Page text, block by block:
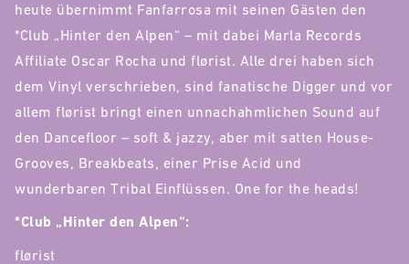
heute übernimmt Fanfarrosa mit seinen Gästen den
*Club „Hinter den Alpen“ – mit dabei Marla Records
Affiliate Oscar Rocha und flørist. Alle drei haben sich
dem Vinyl verschrieben, sind fanatische Digger und vor
allem flørist bringt einen unnachahmlichen Sound auf
den Dancefloor – soft & jazzy, aber mit satten House-
Grooves, Breakbeats, einer Prise Acid und
wunderbaren Tribal Einflüssen. One for the heads!
*Club „Hinter den Alpen“:
flørist